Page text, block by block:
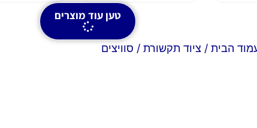
טען עוד מוצרים
הבית / ציוד תקשורת / סוויצים